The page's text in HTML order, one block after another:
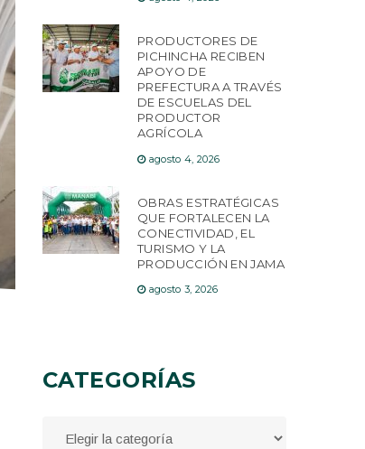
PRODUCTORES DE
PICHINCHA RECIBEN
APOYO DE
PREFECTURA A TRAVÉS
DE ESCUELAS DEL
PRODUCTOR
AGRÍCOLA
agosto 4, 2026
OBRAS ESTRATÉGICAS
QUE FORTALECEN LA
CONECTIVIDAD, EL
TURISMO Y LA
PRODUCCIÓN EN JAMA
agosto 3, 2026
CATEGORÍAS